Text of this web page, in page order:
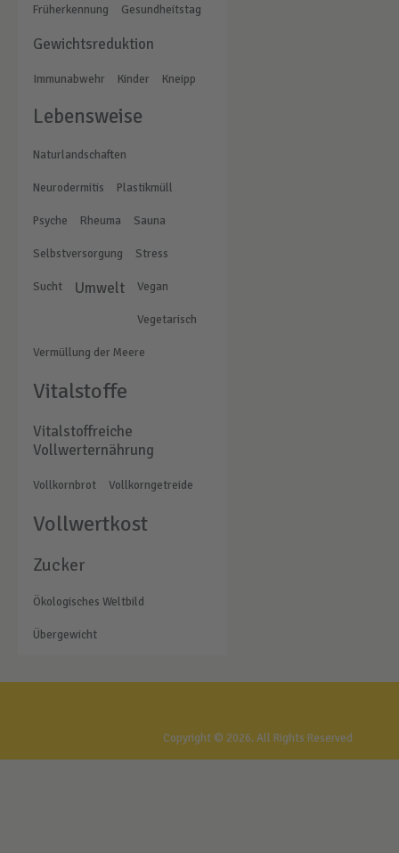
Früherkennung Gesundheitstag
Gewichtsreduktion
Immunabwehr Kinder Kneipp
Lebensweise
Naturlandschaften
Neurodermitis Plastikmüll
Psyche Rheuma Sauna
Selbstversorgung Stress
Sucht Umwelt Vegan
Vegetarisch
Vermüllung der Meere
Vitalstoffe
Vitalstoffreiche
Vollwerternährung
Vollkornbrot Vollkorngetreide
Vollwertkost
Zucker
Ökologisches Weltbild
Übergewicht
Copyright © 2026. All Rights Reserved